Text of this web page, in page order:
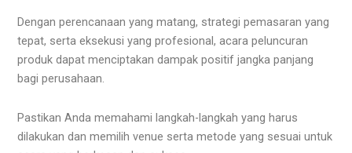
Dengan perencanaan yang matang, strategi pemasaran yang
tepat, serta eksekusi yang profesional, acara peluncuran
produk dapat menciptakan dampak positif jangka panjang
bagi perusahaan.
Pastikan Anda memahami langkah-langkah yang harus
dilakukan dan memilih venue serta metode yang sesuai untuk